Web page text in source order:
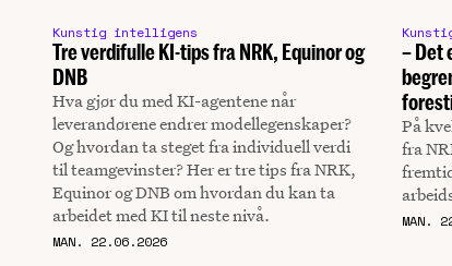
Kunstig intelligens
Tre verdifulle KI-tips fra NRK, Equinor og
DNB
Hva gjør du med KI-agentene når
leverandørene endrer modellegenskaper?
Og hvordan ta steget fra individuell verdi
til teamgevinster? Her er tre tips fra NRK,
Equinor og DNB om hvordan du kan ta
arbeidet med KI til neste nivå.
MAN. 22.06.2026
– Det
På
fra
MAN.